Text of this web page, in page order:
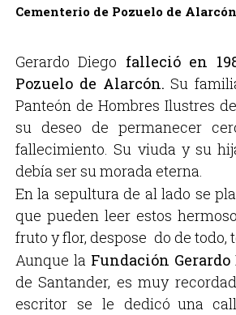
Cementerio de Pozuelo de Alarcón
Gerardo Diego falleció en
Pozuelo de Alarcón. Su
Panteón de Hombres Ilustres
su deseo de permanecer
fallecimiento. Su viuda y su
debía ser su morada eterna.
En la sepultura de al lado se
que pueden leer estos
fruto y flor, despose do de todo,
Aunque la Fundación Gerardo
de Santander, es muy
escritor se le dedicó una